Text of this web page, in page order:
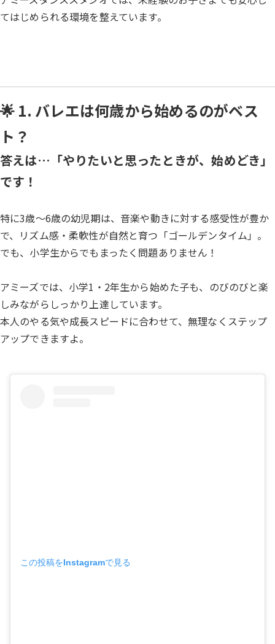
てはじめられる環境を整えています。
🌟 1. バレエは何歳から始めるのがベス
ト？
答えは…「やりたいと思ったときが、始めどき」
です！
特に3歳～6歳の幼児期は、音楽や動きに対する感受性が豊か
で、リズム感・柔軟性が自然と育つ「ゴールデンタイム」。
でも、小学生からでもまったく問題ありません！
アミーズでは、小学1・2年生から始めた子も、のびのびと楽
しみながらしっかり上達しています。
本人のやる気や成長スピードに合わせて、無理なくステップ
アップできますよ。
この投稿をInstagramで見る